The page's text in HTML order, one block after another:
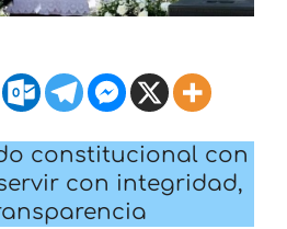
constitucional con
con integridad,